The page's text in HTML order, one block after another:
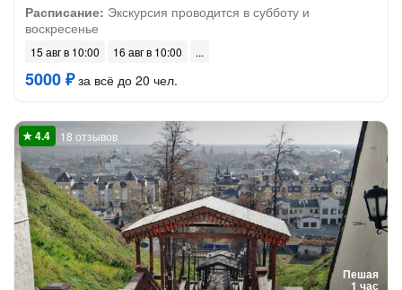
Расписание: Экскурсия проводится в субботу и
воскресенье
15 авг в 10:00 16 авг в 10:00
5000 ₽за всё до 20 чел.
Пешая
1 час
18 отзывов